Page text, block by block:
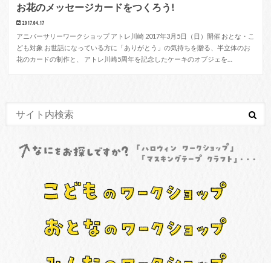
お花のメッセージカードをつくろう!
2017.04.17
アニバーサリーワークショップ アトレ川崎 2017年3月5日（日）開催 おとな・こ
ども対象 お世話になっている方に「ありがとう」の気持ちを贈る、半立体のお
花のカードの制作と、 アトレ川崎5周年を記念したケーキのオブジェを…